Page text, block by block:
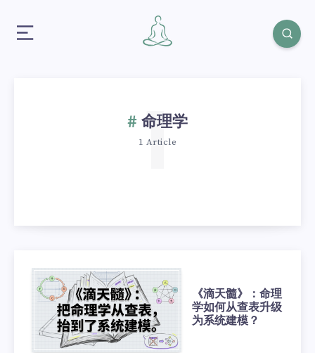
命理学
1 Article
1
《滴天髓》：命理
学如何从查表升级
为系统建模？